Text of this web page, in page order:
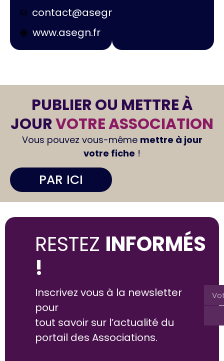
contact@asegn.fr
www.asegn.fr
PUBLIER OU METTRE À
JOURVOTRE ASSOCIATION
Vous pouvez vous-même mettre à jour
votre fiche !
PAR ICI
RESTEZ INFORMÉS
!
Inscrivez vous à la newsletter
pour
tout savoir sur l’actualité du
portail des Associations.